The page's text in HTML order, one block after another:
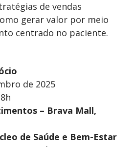
de vendas
gerar valor por meio
centrado no paciente.
de 2025
– Brava Mall,
de Saúde e Bem-Estar